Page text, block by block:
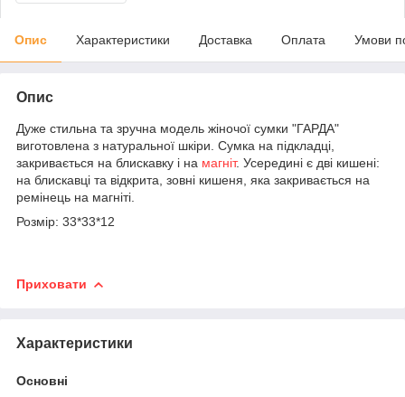
Опис Характеристики Доставка Оплата Умови
Опис
Дуже стильна та зручна модель жіночої сумки "ГАРДА"
виготовлена з натуральної шкіри. Сумка на підкладці,
закривається на блискавку і на магніт. Усередині є дві кишені:
на блискавці та відкрита, зовні кишеня, яка закривається на
ремінець на магніті.
Розмір: 33*33*12
Приховати
Характеристики
Основні